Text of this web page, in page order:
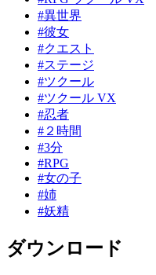
#異世界
#彼女
#クエスト
#ステージ
#ツクール
#ツクール VX
#忍者
#２時間
#3分
#RPG
#女の子
#姉
#妖精
ダウンロード